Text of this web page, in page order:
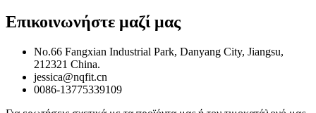
Επικοινωνήστε μαζί μας
No.66 Fangxian Industrial Park, Danyang City, Jiangsu,
212321 China.
jessica@nqfit.cn
0086-13775339109